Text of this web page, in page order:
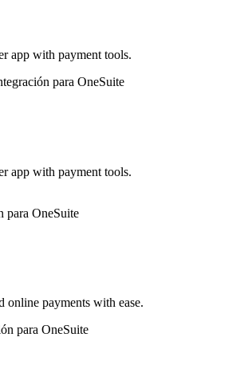
app with payment tools.
app with payment tools.
online payments with ease.